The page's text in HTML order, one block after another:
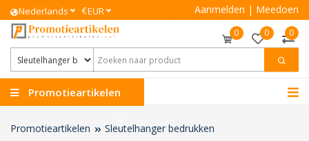
Nederlands €EUR Aanmelden | Meedoen
0 0 0
Promotieartikelen
Promotieartikelen Sleutelhanger bedrukken